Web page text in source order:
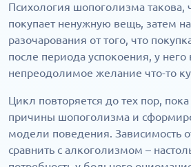
Психология шопоголизма такова,
покупает ненужную вещь, затем
разочарования от того, что
после периода успокоения, у него
непреодолимое желание что-то
Цикл повторяется до тех пор,
причины шопоголизма и
модели поведения. Зависимость
сравнить с алкоголизмом –